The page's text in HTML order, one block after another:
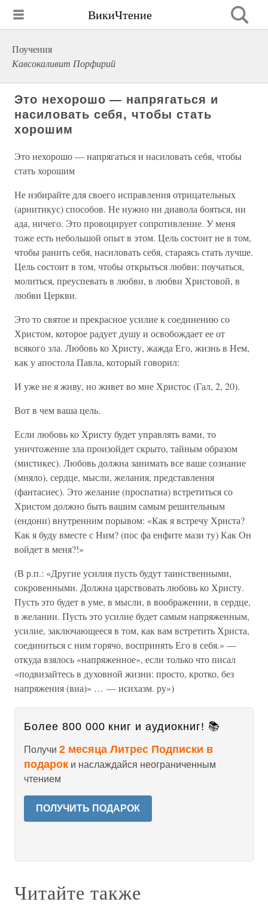
ВикиЧтение
Поучения
Кавсокаливит Порфирий
Это нехорошо — напрягаться и
насиловать себя, чтобы стать
хорошим
Это нехорошо — напрягаться и насиловать себя, чтобы
стать хорошим
Не избирайте для своего исправления отрицательных
(арнитикус) способов. Не нужно ни диавола бояться, ни
ада, ничего. Это провоцирует сопротивление. У меня
тоже есть небольшой опыт в этом. Цель состоит не в том,
чтобы ранить себя, насиловать себя, стараясь стать лучше.
Цель состоит в том, чтобы открыться любви: поучаться,
молиться, преуспевать в любви, в любви Христовой, в
любви Церкви.
Это то святое и прекрасное усилие к соединению со
Христом, которое радует душу и освобождает ее от
всякого зла. Любовь ко Христу, жажда Его, жизнь в Нем,
как у апостола Павла, который говорил:
И уже не я живу, но живет во мне Христос (Гал, 2, 20).
Вот в чем ваша цель.
Если любовь ко Христу будет управлять вами, то
уничтожение зла произойдет скрыто, тайным образом
(мистикес). Любовь должна занимать все ваше сознание
(мняло), сердце, мысли, желания, представления
(фантасиес). Это желание (проспатиа) встретиться со
Христом должно быть вашим самым решительным
(ендони) внутренним порывом: «Как я встречу Христа?
Как я буду вместе с Ним? (пос фа енфите мази ту) Как Он
войдет в меня?!»
(В р.п.: «Другие усилия пусть будут таинственными,
сокровенными. Должна царствовать любовь ко Христу.
Пусть это будет в уме, в мысли, в воображении, в сердце,
в желании. Пусть это усилие будет самым напряженным,
усилие, заключающееся в том, как вам встретить Христа,
соединиться с ним горячо, воспринять Его в себя.» —
откуда взялось «напряженное», если только что писал
«подвизайтесь в духовной жизни: просто, кротко, без
напряжения (виа)» … — исихазм. ру»)
Более 800 000 книг и аудиокниг! 📚
Получи 2 месяца Литрес Подписки в
подарок и наслаждайся неограниченным
чтением
ПОЛУЧИТЬ ПОДАРОК
Читайте также